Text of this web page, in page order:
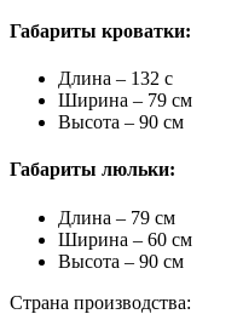
Габариты кроватки:
Длина – 132 с
Ширина – 79 см
Высота – 90 см
Габариты люльки:
Длина – 79 см
Ширина – 60 см
Высота – 90 см
Страна производства: